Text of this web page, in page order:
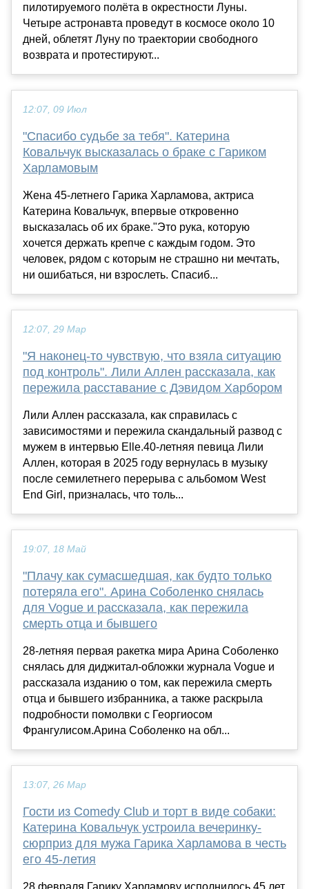
пилотируемого полёта в окрестности Луны.
Четыре астронавта проведут в космосе около 10
дней, облетят Луну по траектории свободного
возврата и протестируют...
12:07, 09 Июл
"Спасибо судьбе за тебя". Катерина
Ковальчук высказалась о браке с Гариком
Харламовым
Жена 45-летнего Гарика Харламова, актриса
Катерина Ковальчук, впервые откровенно
высказалась об их браке."Это рука, которую
хочется держать крепче с каждым годом. Это
человек, рядом с которым не страшно ни мечтать,
ни ошибаться, ни взрослеть. Спасиб...
12:07, 29 Мар
"Я наконец-то чувствую, что взяла ситуацию
под контроль". Лили Аллен рассказала, как
пережила расставание с Дэвидом Харбором
Лили Аллен рассказала, как справилась с
зависимостями и пережила скандальный развод с
мужем в интервью Elle.40-летняя певица Лили
Аллен, которая в 2025 году вернулась в музыку
после семилетнего перерыва с альбомом West
End Girl, призналась, что толь...
19:07, 18 Май
"Плачу как сумасшедшая, как будто только
потеряла его". Арина Соболенко снялась
для Vogue и рассказала, как пережила
смерть отца и бывшего
28-летняя первая ракетка мира Арина Соболенко
снялась для диджитал-обложки журнала Vogue и
рассказала изданию о том, как пережила смерть
отца и бывшего избранника, а также раскрыла
подробности помолвки с Георгиосом
Франгулисом.Арина Соболенко на обл...
13:07, 26 Мар
Гости из Comedy Club и торт в виде собаки:
Катерина Ковальчук устроила вечеринку-
сюрприз для мужа Гарика Харламова в честь
его 45-летия
28 февраля Гарику Харламову исполнилось 45 лет.